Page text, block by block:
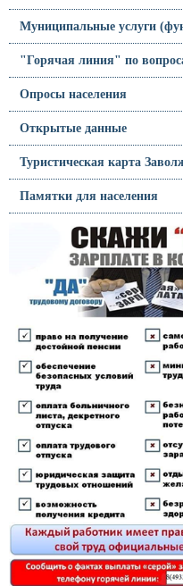
Муниципальные услуги
"Горячая линия" по
Опросы населения
Открытые данные
Туристическая карта
Памятки для населения